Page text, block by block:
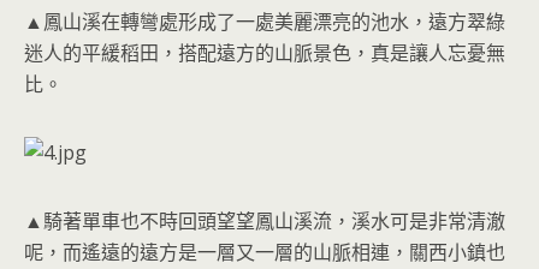
▲鳳山溪在轉彎處形成了一處美麗漂亮的池水，遠方翠綠
迷人的平緩稻田，搭配遠方的山脈景色，真是讓人忘憂無
比。
▲騎著單車也不時回頭望望鳳山溪流，溪水可是非常清澈
呢，而遙遠的遠方是一層又一層的山脈相連，關西小鎮也